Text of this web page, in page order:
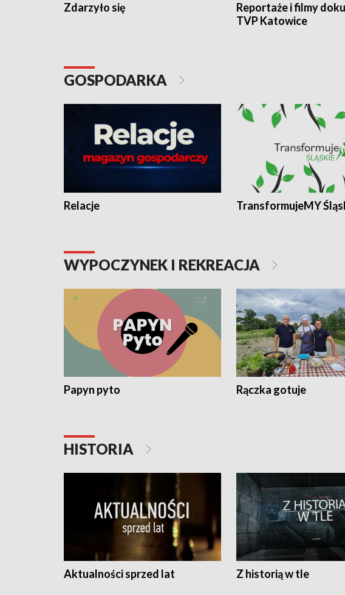
Zdarzyło się
Reportaże i filmy
TVP Katowice
GOSPODARKA
Relacje TransformujeMY
WYPOCZYNEK I REKREACJA
Papyn pyto Rączka gotuje
HISTORIA
Aktualności sprzed lat Z historią w tle